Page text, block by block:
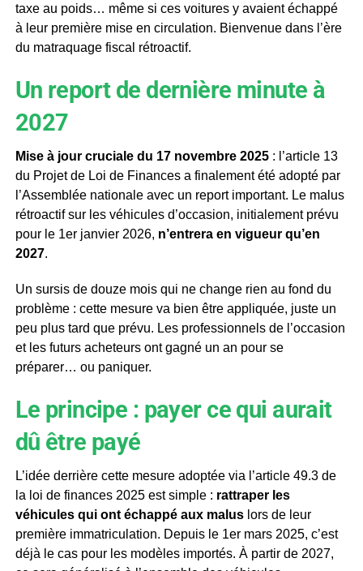
taxe au poids… même si ces voitures y avaient échappé
à leur première mise en circulation. Bienvenue dans l’ère
du matraquage fiscal rétroactif.
Un report de dernière minute à
2027
Mise à jour cruciale du 17 novembre 2025: l’article 13
du Projet de Loi de Finances a finalement été adopté par
l’Assemblée nationale avec un report important. Le malus
rétroactif sur les véhicules d’occasion, initialement prévu
pour le 1er janvier 2026, n’entrera en vigueur qu’en
2027.
Un sursis de douze mois qui ne change rien au fond du
problème : cette mesure va bien être appliquée, juste un
peu plus tard que prévu. Les professionnels de l’occasion
et les futurs acheteurs ont gagné un an pour se
préparer… ou paniquer.
Le principe : payer ce qui aurait
dû être payé
L’idée derrière cette mesure adoptée via l’article 49.3 de
la loi de finances 2025 est simple : rattraper les
véhicules qui ont échappé aux maluslors de leur
première immatriculation. Depuis le 1er mars 2025, c’est
déjà le cas pour les modèles importés. À partir de 2027,